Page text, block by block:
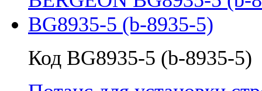
Код BG8935-5 (b-8935-5)